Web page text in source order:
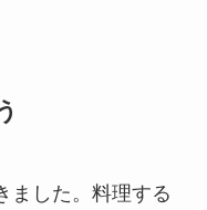
ました。料理する